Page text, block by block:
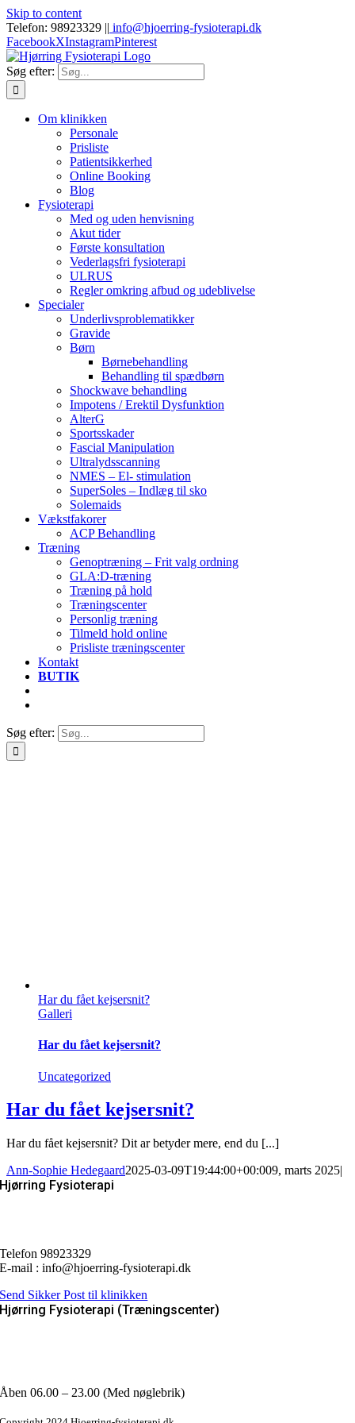
Skip to content
Telefon: 98923329 || info@hjoerring-fysioterapi.dk
FacebookXInstagramPinterest
Søg efter:
Om klinikken
Personale
Prisliste
Patientsikkerhed
Online Booking
Blog
Fysioterapi
Med og uden henvisning
Akut tider
Første konsultation
Vederlagsfri fysioterapi
ULRUS
Regler omkring afbud og udeblivelse
Specialer
Underlivsproblematikker
Gravide
Børn
Børnebehandling
Behandling til spædbørn
Shockwave behandling
Impotens / Erektil Dysfunktion
AlterG
Sportsskader
Fascial Manipulation
Ultralydsscanning
NMES – El- stimulation
SuperSoles – Indlæg til sko
Solemaids
Vækstfakorer
ACP Behandling
Træning
Genoptræning – Frit valg ordning
GLA:D-træning
Træning på hold
Træningscenter
Personlig træning
Tilmeld hold online
Prisliste træningscenter
Kontakt
BUTIK
Søg efter:
Har du fået kejsersnit?
Galleri
Har du fået kejsersnit?
Uncategorized
Har du fået kejsersnit?
Har du fået kejsersnit? Dit ar betyder mere, end du [...]
Ann-Sophie Hedegaard2025-03-09T19:44:00+00:009, marts 2025|
Hjørring Fysioterapi
Telefon 98923329
E-mail : info@hjoerring-fysioterapi.dk
Send Sikker Post til klinikken
Hjørring Fysioterapi (Træningscenter)
Åben 06.00 – 23.00 (Med nøglebrik)